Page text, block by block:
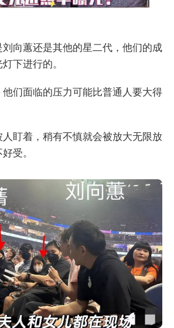
向蕙还是其他的星二代，他们的成
下进行的。
们面临的压力可能比普通人要大得
盯着，稍有不慎就会被放大无限放
受。